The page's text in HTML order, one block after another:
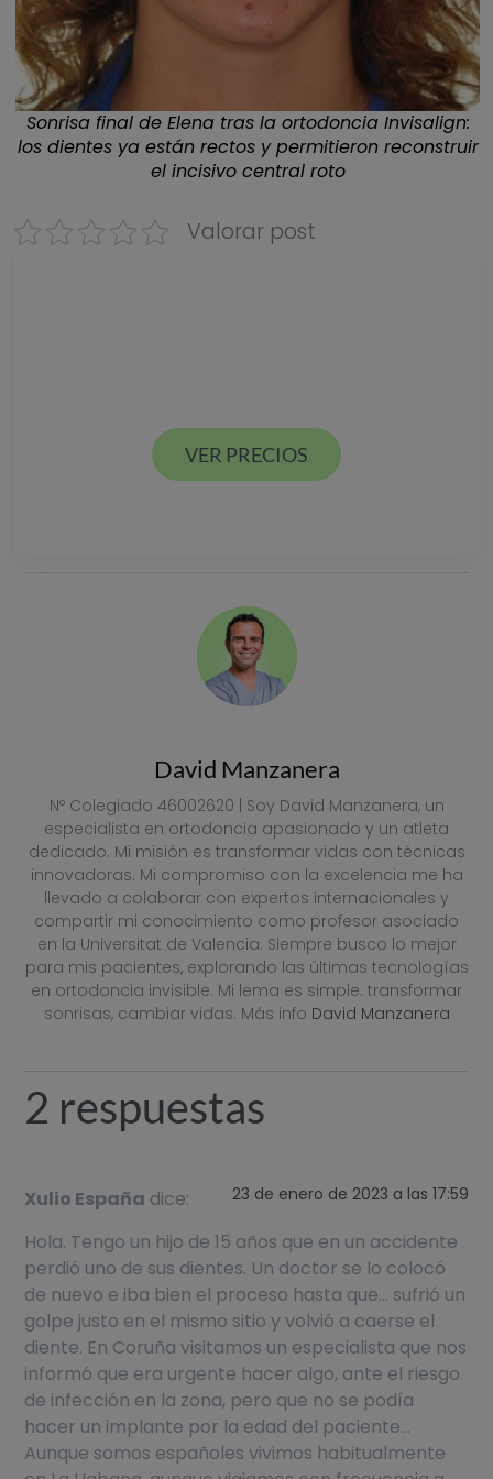
Sonrisa final de Elena tras la ortodoncia Invisalign:
los dientes ya están rectos y permitieron reconstruir
el incisivo central roto
Valorar post
VER PRECIOS
David Manzanera
Nº Colegiado 46002620 | Soy David Manzanera, un
especialista en ortodoncia apasionado y un atleta
dedicado. Mi misión es transformar vidas con técnicas
innovadoras. Mi compromiso con la excelencia me ha
llevado a colaborar con expertos internacionales y
compartir mi conocimiento como profesor asociado
en la Universitat de Valencia. Siempre busco lo mejor
para mis pacientes, explorando las últimas tecnologías
en ortodoncia invisible. Mi lema es simple: transformar
sonrisas, cambiar vidas. Más info David Manzanera
2 respuestas
Xulio España dice: 23 de enero de 2023 a las 17:59
Hola. Tengo un hijo de 15 años que en un accidente
perdió uno de sus dientes. Un doctor se lo colocó
de nuevo e iba bien el proceso hasta que… sufrió un
golpe justo en el mismo sitio y volvió a caerse el
diente. En Coruña visitamos un especialista que nos
informó que era urgente hacer algo, ante el riesgo
de infección en la zona, pero que no se podía
hacer un implante por la edad del paciente…
Aunque somos españoles vivimos habitualmente